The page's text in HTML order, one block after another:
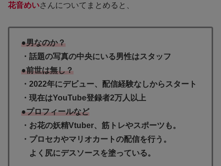
花音めいさんについてまとめると、
●男なのか？
・話題の写真の中央にいる男性はスタッフ
●前世は無し？
・2022年にデビュー、配信経験なしからスタート
・現在はYouTube登録者2万人以上
●プロフィールなど
・お花の妖精Vtuber、筋トレやスポーツも。
・プロセカやマリオカートの配信を行う。
よく尻にデスソースを塗っている。